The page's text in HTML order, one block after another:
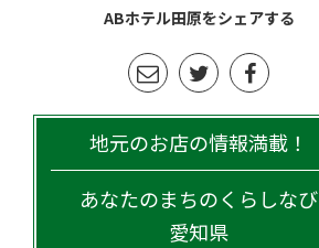
ABホテル田原をシェアする
地元のお店の情報満載！
あなたのまちのくらしなび
愛知県